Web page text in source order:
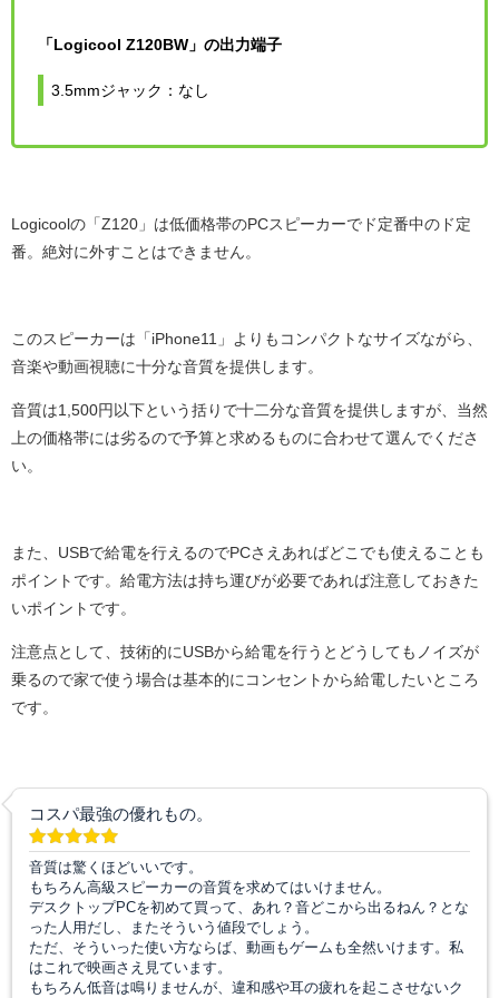
「Logicool Z120BW」の出力端子
3.5mmジャック：なし
Logicoolの「Z120」は低価格帯のPCスピーカーでド定番中のド定
番。絶対に外すことはできません。
このスピーカーは「iPhone11」よりもコンパクトなサイズながら、
音楽や動画視聴に十分な音質を提供します。
音質は1,500円以下という括りで十二分な音質を提供しますが、当然
上の価格帯には劣るので予算と求めるものに合わせて選んでくださ
い。
また、USBで給電を行えるのでPCさえあればどこでも使えることも
ポイントです。給電方法は持ち運びが必要であれば注意しておきた
いポイントです。
注意点として、技術的にUSBから給電を行うとどうしてもノイズが
乗るので家で使う場合は基本的にコンセントから給電したいところ
です。
コスパ最強の優れもの。
音質は驚くほどいいです。
もちろん高級スピーカーの音質を求めてはいけません。
デスクトップPCを初めて買って、あれ？音どこから出るねん？とな
った人用だし、またそういう値段でしょう。
ただ、そういった使い方ならば、動画もゲームも全然いけます。私
はこれで映画さえ見ています。
もちろん低音は鳴りませんが、違和感や耳の疲れを起こさせないク